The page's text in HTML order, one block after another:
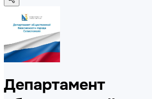
Департамент